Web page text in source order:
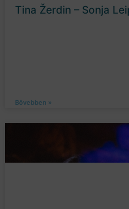
Tina Žerdin – Sonja
Bővebben »